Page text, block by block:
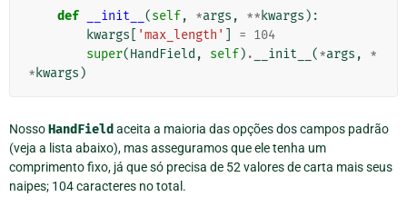
def __init__ (self, *args , ** kwargs ):
kwargs
'max_length' = 104
super(HandField , self) . __init__ (*args ,
*
* kwargs )
NossoHandField aceita a maioria das opções dos campos padrão
(veja a lista abaixo), mas asseguramos que ele tenha um
comprimento fixo, já que só precisa de 52 valores de carta mais seus
naipes; 104 caracteres no total.